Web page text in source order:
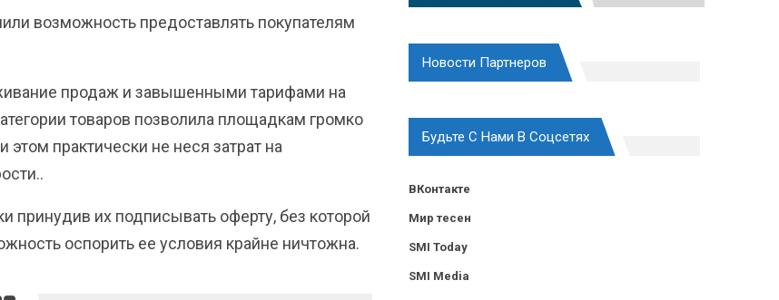
возможность предоставлять покупателям
продаж и завышенными тарифами на
товаров позволила площадкам громко
практически не неся затрат на
принудив их подписывать оферту, без которой
оспорить ее условия крайне ничтожна.
Новости Партнеров
Будьте С Нами В Соцсетях
ВКонтакте
Мир тесен
SMI Today
SMI Media